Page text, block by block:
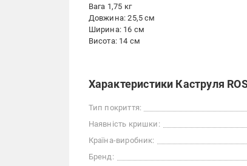
Вага 1,75 кг
Довжина: 25,5 см
Ширина: 16 см
Висота: 14 см
Характеристики Каструля
Тип покриття:
Наявність кришки:
Країна-виробник:
Бренд: